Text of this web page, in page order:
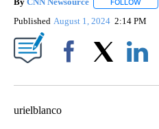
FOLLOW
Published August 1, 2024 2:14 PM
urielblanco